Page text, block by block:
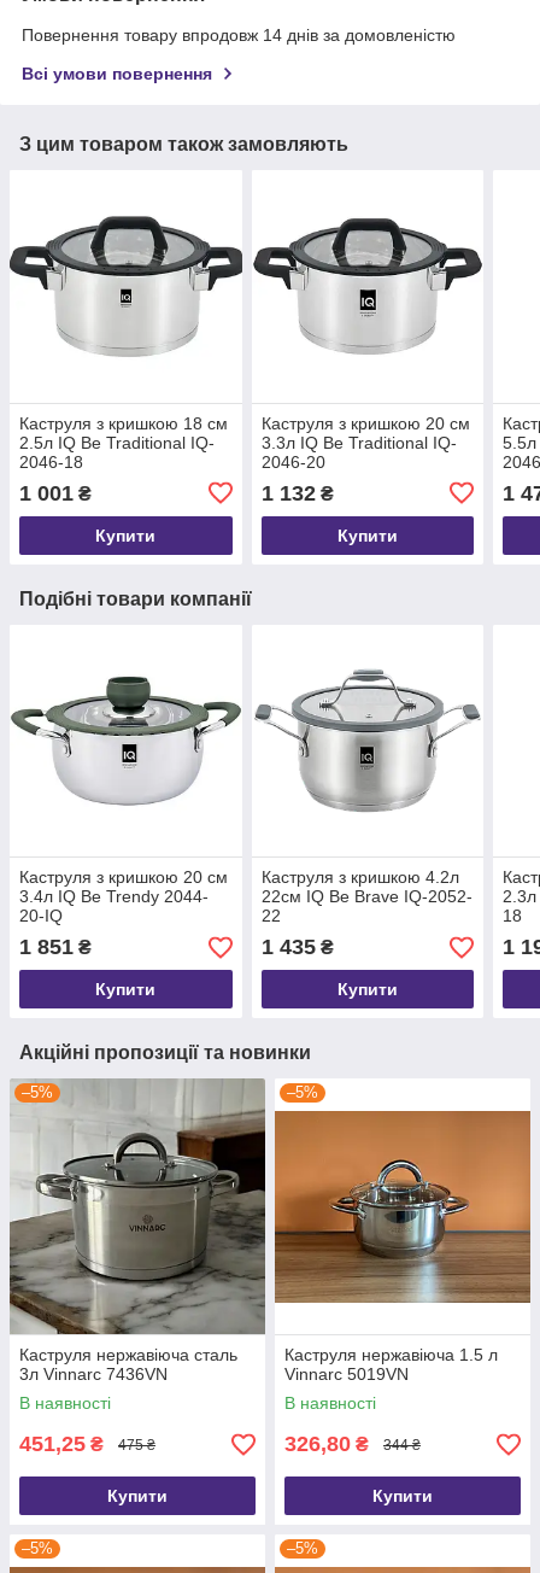
Повернення товару впродовж 14 днів за домовленістю
Всі умови повернення
З цим товаром також замовляють
Каструля з кришкою 18 см
2.5л IQ Be Traditional IQ-
2046-18
1 001 ₴
Купити
Каструля з кришкою 20 см
3.3л IQ Be Traditional IQ-
2046-20
1 132₴
Купити
5.5л
1
Подібні товари компанії
Каструля з кришкою 20 см
3.4л IQ Be Trendy 2044-
20-IQ
1 851 ₴
Купити
Каструля з кришкою 4.2л
22см IQ Be Brave IQ-2052-
22
1 435₴
Купити
2.3л
18
1
Акційні пропозиції та новинки
–5%
Каструля нержавіюча сталь
3л Vinnarc 7436VN
В наявності
451,25 ₴ 475 ₴
Купити
–5%
Каструля нержавіюча 1.5 л
Vinnarc 5019VN
В наявності
326,80 ₴ 344 ₴
Купити
–5% –5%